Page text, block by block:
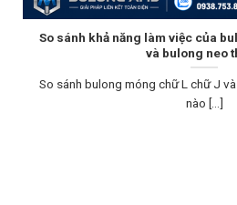
So sánh khả năng làm việc của
và bulong neo
So sánh bulong móng chữ L chữ J
nào [...]